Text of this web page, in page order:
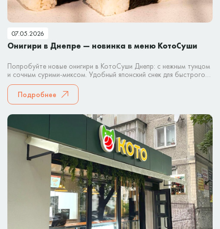
07.05.2026
Онигири в Днепре — новинка в меню КотоСуши
Попробуйте новые онигири в КотоСуши Днепр: с нежным тунцом
и сочным сурими-миксом. Удобный японский снек для быстрого
перекуса или заказа домой.
Подробнее